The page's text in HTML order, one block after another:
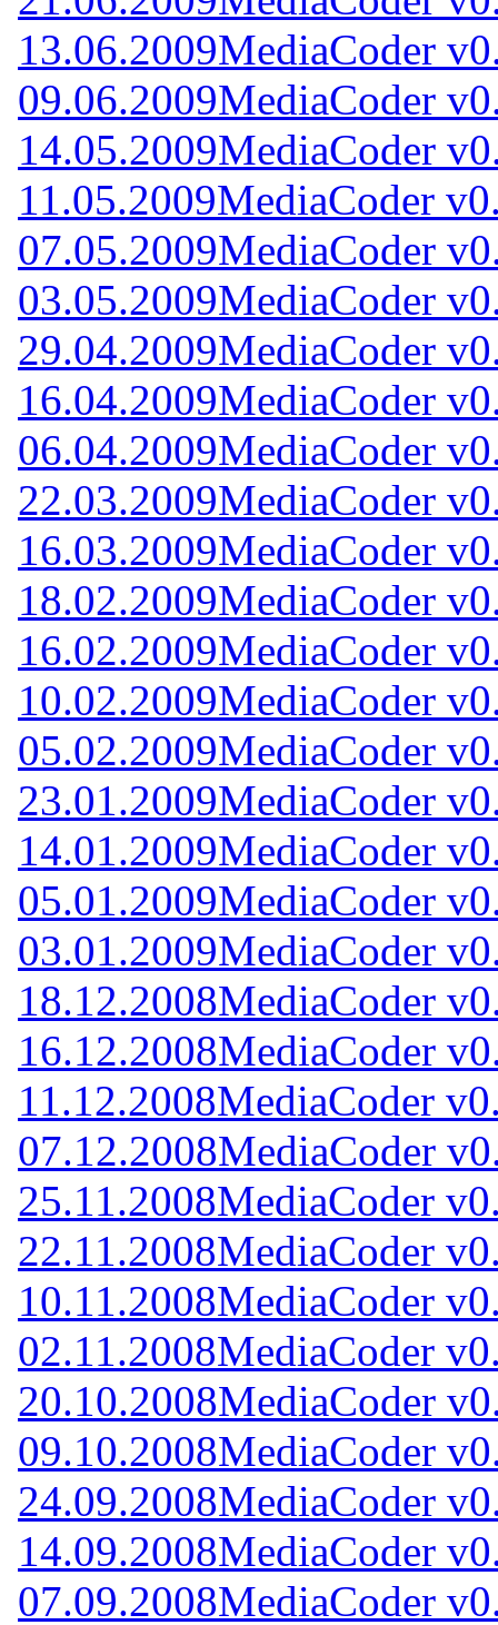
13.06.2009MediaCoder
09.06.2009MediaCoder
14.05.2009MediaCoder
11.05.2009MediaCoder
07.05.2009MediaCoder
03.05.2009MediaCoder
29.04.2009MediaCoder
16.04.2009MediaCoder
06.04.2009MediaCoder
22.03.2009MediaCoder
16.03.2009MediaCoder
18.02.2009MediaCoder
16.02.2009MediaCoder
10.02.2009MediaCoder
05.02.2009MediaCoder
23.01.2009MediaCoder
14.01.2009MediaCoder
05.01.2009MediaCoder
03.01.2009MediaCoder
18.12.2008MediaCoder
16.12.2008MediaCoder
11.12.2008MediaCoder
07.12.2008MediaCoder
25.11.2008MediaCoder
22.11.2008MediaCoder
10.11.2008MediaCoder
02.11.2008MediaCoder
20.10.2008MediaCoder
09.10.2008MediaCoder
24.09.2008MediaCoder
14.09.2008MediaCoder
07.09.2008MediaCoder